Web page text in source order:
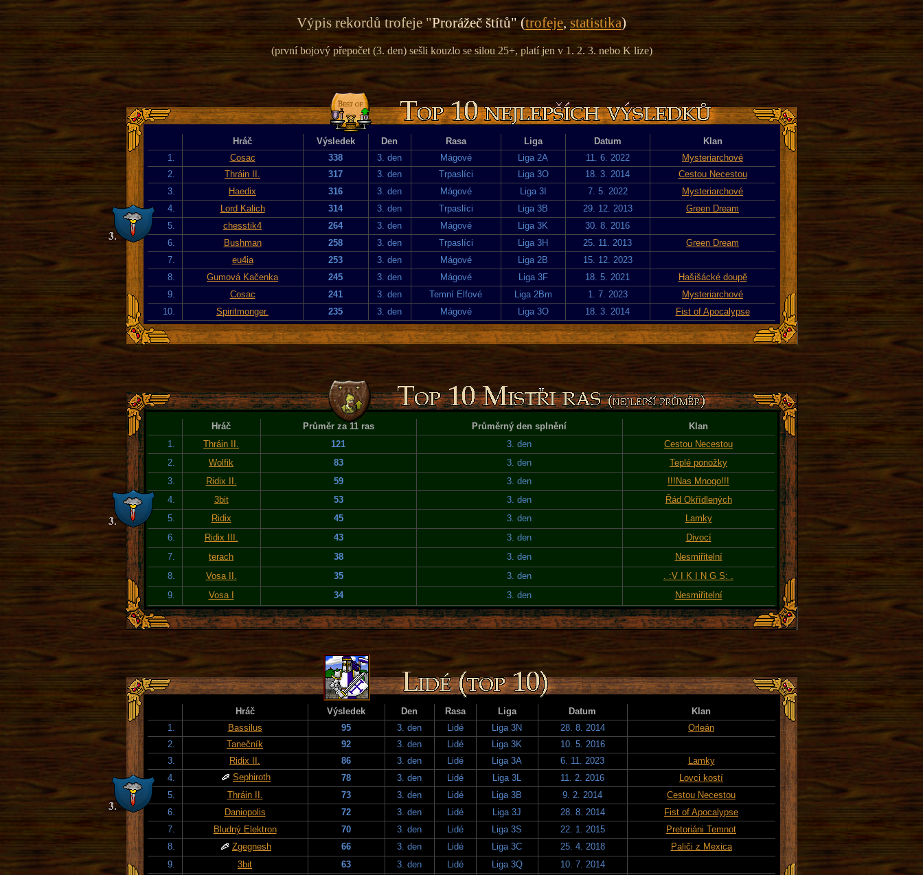
Výpis rekordů trofeje "Prorážeč štítů" (trofeje,statistika)
(první bojový přepočet (3. den) sešli kouzlo se silou 25+, platí jen v 1. 2. 3. nebo K lize)
Hráč Výsledek Den Rasa Liga Datum
Klan
1.
Cosac 338 3. den Mágové Liga 2A 11. 6. 2022
Mysteriarchové
2.
Thráin II. 317 3. den Trpaslíci Liga 3O 18. 3. 2014
Cestou Necestou
3.
Haedix 316 3. den Mágové Liga 3I 7. 5. 2022
Mysteriarchové
4.
Lord Kalich 314 3. den Trpaslíci Liga 3B 29. 12. 2013
Green Dream
5.
chesstik4 264 3. den Mágové Liga 3K
30. 8. 2016
6.
Bushman 258 3. den Trpaslíci Liga 3H 25. 11. 2013
Green Dream
7.
eu4ia 253 3. den Mágové Liga 2B
15. 12. 2023
8.
Gumová Kačenka 245 3. den Mágové Liga 3F 18. 5. 2021
Hašišácké doupě
9.
Cosac 241 3. den Temní Elfové Liga 2Bm 1. 7. 2023
Mysteriarchové
10.
Spiritmonger. 235 3. den Mágové Liga 3O 18. 3. 2014 Fist of Apocalypse
Hráč Průměr za 11 ras Průměrný den splnění
Klan
1.
Thráin II. 121 3. den
Cestou Necestou
2.
Wolfik 83 3. den
Teplé ponožky
3.
Ridix II. 59 3. den
!!!Nas Mnogo!!!
4.
3bit 53 3. den
Řád Okřídlených
5.
Ridix 45 3. den
Lamky
6.
Ridix III. 43 3. den
Divocí
7.
terach 38 3. den
Nesmiřitelní
8.
Vosa II. 35 3. den
. :V I K I N G S: .
9.
Vosa I 34 3. den Nesmiřitelní
Hráč Výsledek Den Rasa Liga Datum
Klan
1.
Bassilus 95 3. den Lidé Liga 3N 28. 8. 2014
Orleán
2.
Tanečník 92 3. den Lidé Liga 3K
10. 5. 2016
3.
Ridix II. 86 3. den Lidé Liga 3A 6. 11. 2023
Lamky
4.
Sephiroth 78 3. den Lidé Liga 3L 11. 2. 2016
Lovci kostí
5.
Thráin II. 73 3. den Lidé Liga 3B 9. 2. 2014
Cestou Necestou
6.
Daniopolis 72 3. den Lidé Liga 3J 28. 8. 2014
Fist of Apocalypse
7.
Bludný Elektron 70 3. den Lidé Liga 3S 22. 1. 2015
Pretoriáni Temnot
8.
Zgegnesh 66 3. den Lidé Liga 3C 25. 4. 2018
Paliči z Mexica
9.
3bit 63 3. den Lidé Liga 3Q
10. 7. 2014